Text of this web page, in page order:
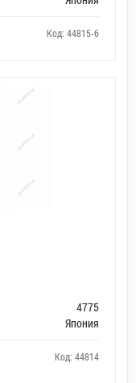
Код: 44815-6
4775
Япония
Код: 44814